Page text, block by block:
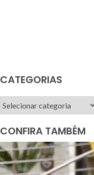
CATEGORIAS
CONFIRA TAMBÉM